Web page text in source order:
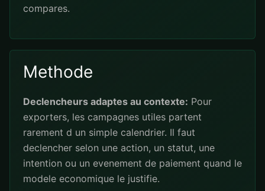
compares.
Methode
Declencheurs adaptes au contexte: Pour
exporters, les campagnes utiles partent
rarement d un simple calendrier. Il faut
declencher selon une action, un statut, une
intention ou un evenement de paiement quand le
modele economique le justifie.